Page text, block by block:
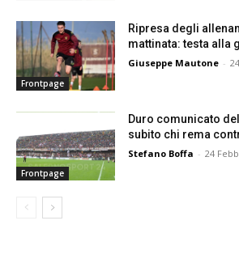
Frontpage
Ripresa degli
mattinata: testa alla
Giuseppe Mautone -
Frontpage
Duro comunicato
subito chi rema
Stefano Boffa - 24